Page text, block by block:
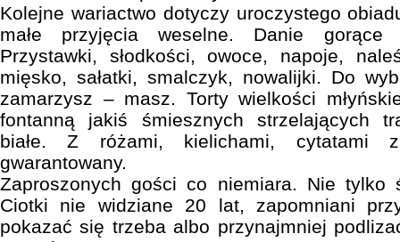
Kolejne wariactwo dotyczy uroczystego
małe przyjęcia weselne. Danie
Przystawki, słodkości, owoce, napoje,
mięsko, sałatki, smalczyk, nowalijki. Do
zamarzysz – masz. Torty wielkości
fontanną jakiś śmiesznych strzelających
białe. Z różami, kielichami, cytatami
gwarantowany.
Zaproszonych gości co niemiara. Nie tylko
Ciotki nie widziane 20 lat, zapomniani
pokazać się trzeba albo przynajmniej